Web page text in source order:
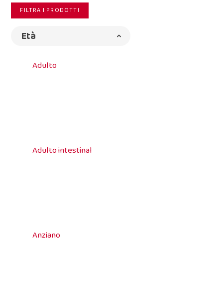
FILTRA I PRODOTTI
Età
Adulto
Adulto intestinal
Anziano